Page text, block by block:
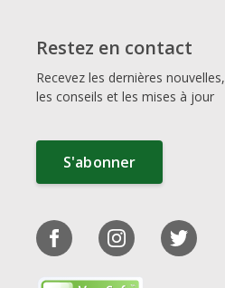
Restez en contact
Recevez les dernières nouvelles,
les conseils et les mises à jour
S'abonner